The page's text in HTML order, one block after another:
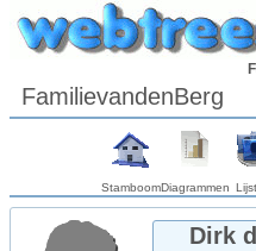
FamilievandenBerg
StamboomDiagrammen
Dirk